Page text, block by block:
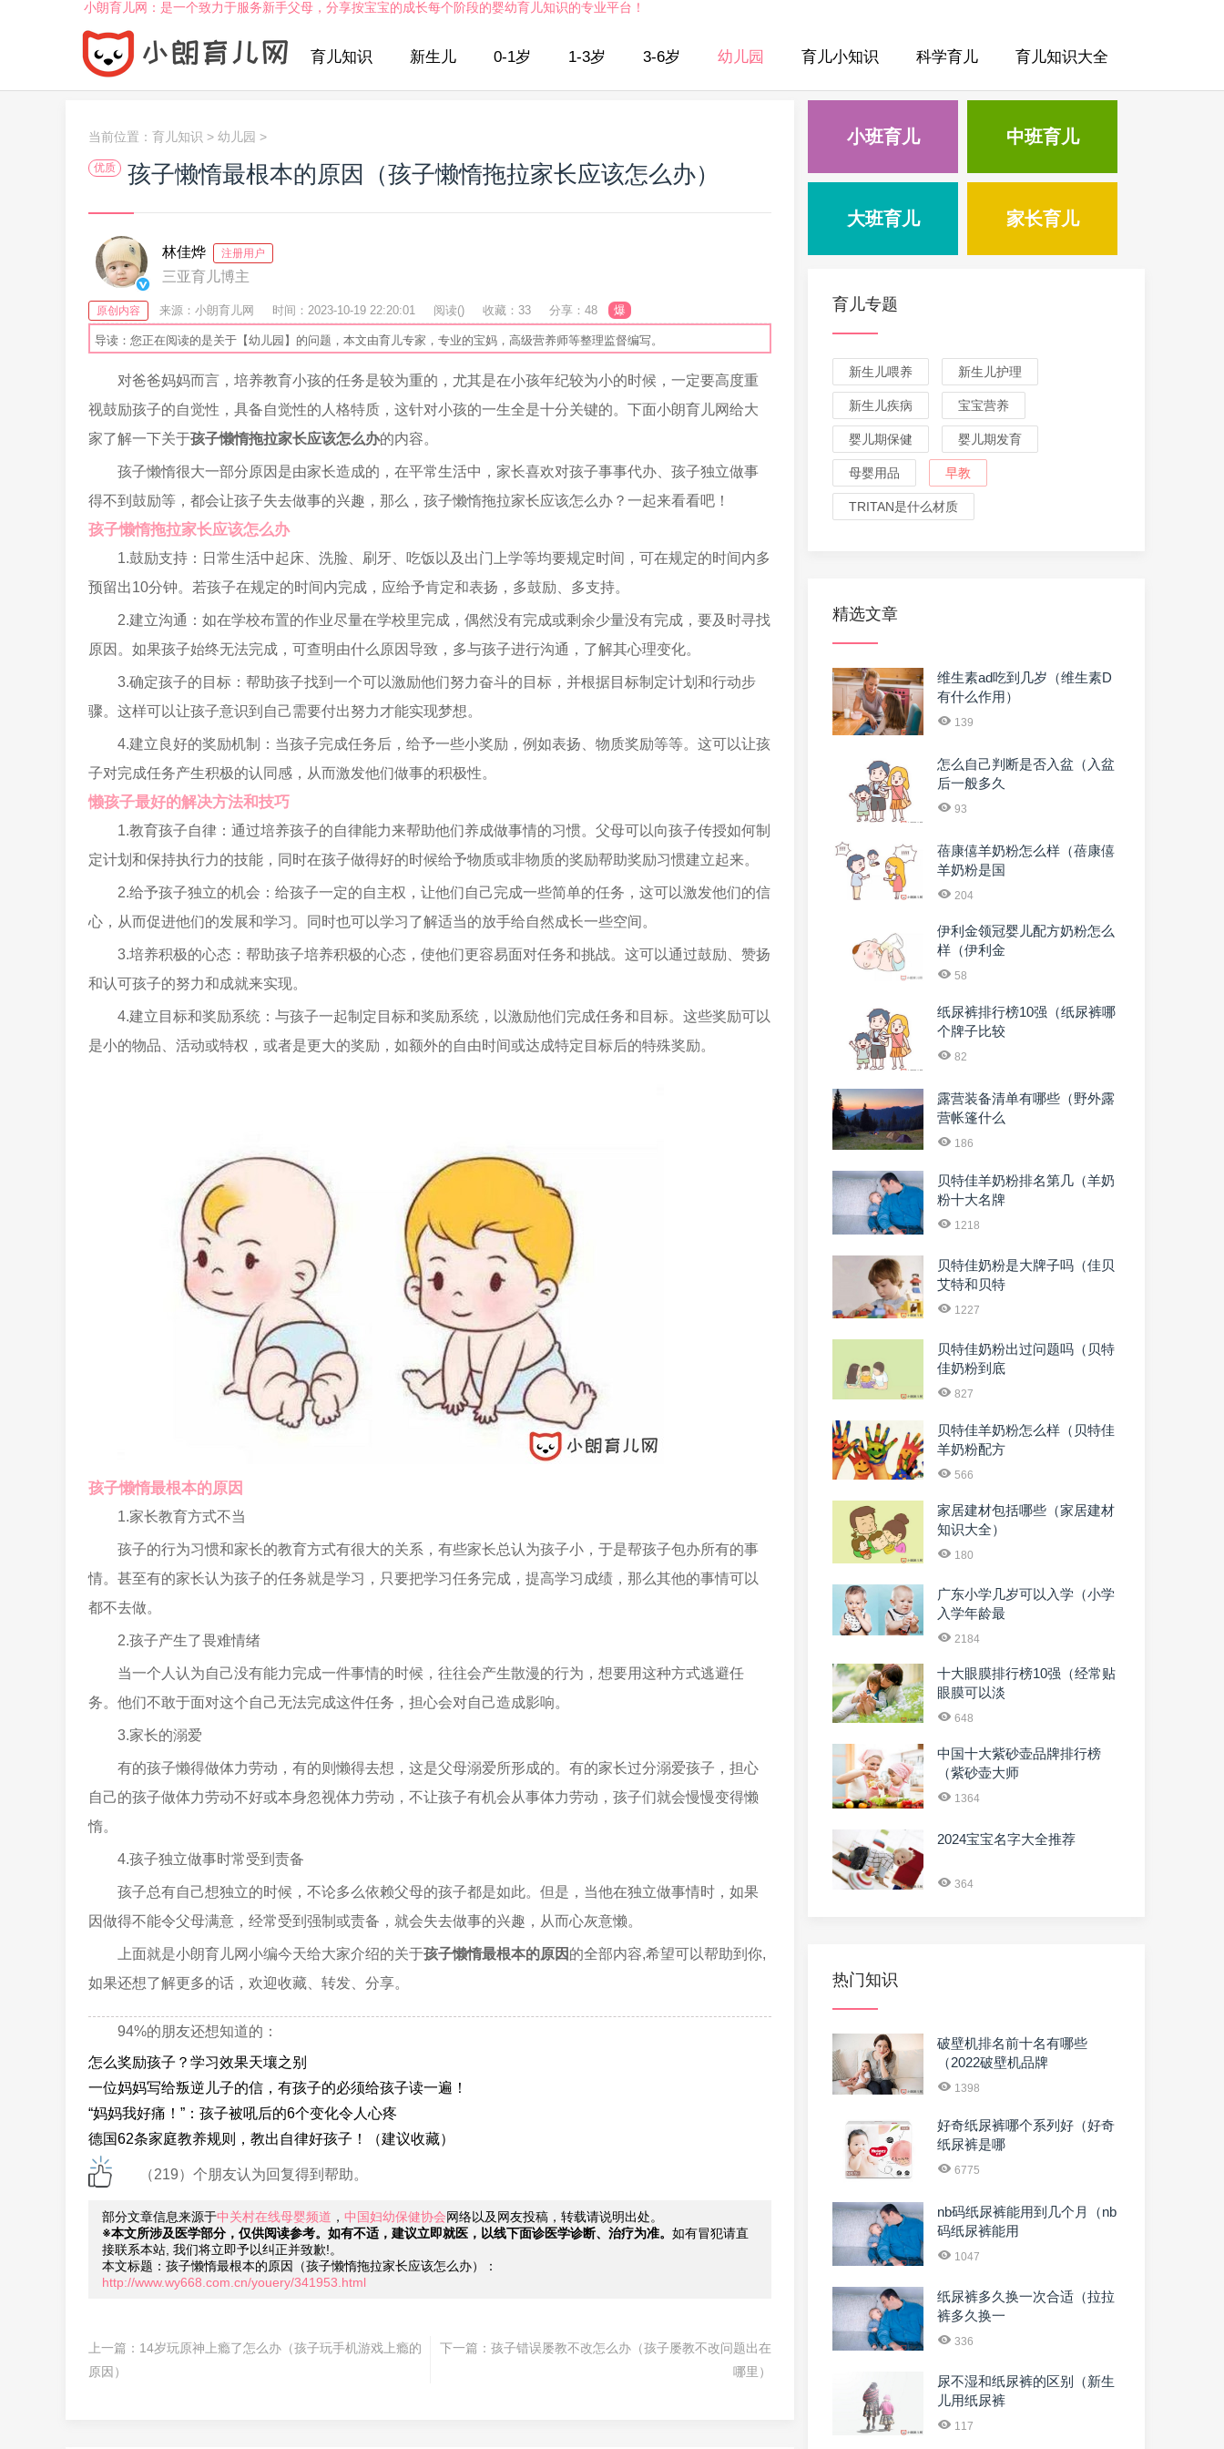
小朗育儿网：是一个致力于服务新手父母，分享按宝宝的成长每个阶段的婴幼育儿知识的专业平台！
育儿知识 新生儿 0-1岁 1-3岁 3-6岁 幼儿园 育儿小知识 科学育儿 育儿知识大全
当前位置： 育儿知识 > 幼儿园 >
优质 孩子懒惰最根本的原因（孩子懒惰拖拉家长应该怎么办）
林佳烨 注册用户
三亚育儿博主
原创内容 来源：小朗育儿网 时间：2023-10-19 22:20:01 阅读() 收藏：33 分享：48 爆
导读：您正在阅读的是关于【幼儿园】的问题，本文由育儿专家，专业的宝妈，高级营养师等整理监督编写。
对爸爸妈妈而言，培养教育小孩的任务是较为重的，尤其是在小孩年纪较为小的时候，一定要高度重
视鼓励孩子的自觉性，具备自觉性的人格特质，这针对小孩的一生全是十分关键的。下面小朗育儿网给大
家了解一下关于孩子懒惰拖拉家长应该怎么办的内容。
孩子懒惰很大一部分原因是由家长造成的，在平常生活中，家长喜欢对孩子事事代办、孩子独立做事
得不到鼓励等，都会让孩子失去做事的兴趣，那么，孩子懒惰拖拉家长应该怎么办？一起来看看吧！
孩子懒惰拖拉家长应该怎么办
1.鼓励支持：日常生活中起床、洗脸、刷牙、吃饭以及出门上学等均要规定时间，可在规定的时间内多
预留出10分钟。若孩子在规定的时间内完成，应给予肯定和表扬，多鼓励、多支持。
2.建立沟通：如在学校布置的作业尽量在学校里完成，偶然没有完成或剩余少量没有完成，要及时寻找
原因。如果孩子始终无法完成，可查明由什么原因导致，多与孩子进行沟通，了解其心理变化。
3.确定孩子的目标：帮助孩子找到一个可以激励他们努力奋斗的目标，并根据目标制定计划和行动步
骤。这样可以让孩子意识到自己需要付出努力才能实现梦想。
4.建立良好的奖励机制：当孩子完成任务后，给予一些小奖励，例如表扬、物质奖励等等。这可以让孩
子对完成任务产生积极的认同感，从而激发他们做事的积极性。
懒孩子最好的解决方法和技巧
1.教育孩子自律：通过培养孩子的自律能力来帮助他们养成做事情的习惯。父母可以向孩子传授如何制
定计划和保持执行力的技能，同时在孩子做得好的时候给予物质或非物质的奖励帮助奖励习惯建立起来。
2.给予孩子独立的机会：给孩子一定的自主权，让他们自己完成一些简单的任务，这可以激发他们的信
心，从而促进他们的发展和学习。同时也可以学习了解适当的放手给自然成长一些空间。
3.培养积极的心态：帮助孩子培养积极的心态，使他们更容易面对任务和挑战。这可以通过鼓励、赞扬
和认可孩子的努力和成就来实现。
4.建立目标和奖励系统：与孩子一起制定目标和奖励系统，以激励他们完成任务和目标。这些奖励可以
是小的物品、活动或特权，或者是更大的奖励，如额外的自由时间或达成特定目标后的特殊奖励。
孩子懒惰最根本的原因
1.家长教育方式不当
孩子的行为习惯和家长的教育方式有很大的关系，有些家长总认为孩子小，于是帮孩子包办所有的事
情。甚至有的家长认为孩子的任务就是学习，只要把学习任务完成，提高学习成绩，那么其他的事情可以
都不去做。
2.孩子产生了畏难情绪
当一个人认为自己没有能力完成一件事情的时候，往往会产生散漫的行为，想要用这种方式逃避任
务。他们不敢于面对这个自己无法完成这件任务，担心会对自己造成影响。
3.家长的溺爱
有的孩子懒得做体力劳动，有的则懒得去想，这是父母溺爱所形成的。有的家长过分溺爱孩子，担心
自己的孩子做体力劳动不好或本身忽视体力劳动，不让孩子有机会从事体力劳动，孩子们就会慢慢变得懒
惰。
4.孩子独立做事时常受到责备
孩子总有自己想独立的时候，不论多么依赖父母的孩子都是如此。但是，当他在独立做事情时，如果
因做得不能令父母满意，经常受到强制或责备，就会失去做事的兴趣，从而心灰意懒。
上面就是小朗育儿网小编今天给大家介绍的关于孩子懒惰最根本的原因 的全部内容,希望可以帮助到你,
如果还想了解更多的话，欢迎收藏、转发、分享。
94%的朋友还想知道的：
怎么奖励孩子？学习效果天壤之别
一位妈妈写给叛逆儿子的信，有孩子的必须给孩子读一遍！
“妈妈我好痛！”：孩子被吼后的6个变化令人心疼
德国62条家庭教养规则，教出自律好孩子！（建议收藏）
（219）个朋友认为回复得到帮助。
部分文章信息来源于中关村在线母婴频道 ， 中国妇幼保健协会网络以及网友投稿，转载请说明出处。
※本文所涉及医学部分，仅供阅读参考。如有不适，建议立即就医，以线下面诊医学诊断、治疗为准。 如有冒犯请直
接联系本站, 我们将立即予以纠正并致歉!。
本文标题：孩子懒惰最根本的原因（孩子懒惰拖拉家长应该怎么办）：
http://www.wy668.com.cn/youery/341953.html
上一篇： 14岁玩原神上瘾了怎么办（孩子玩手机游戏上瘾的
原因）
下一篇： 孩子错误屡教不改怎么办（孩子屡教不改问题出在
哪里）
小班育儿 中班育儿
大班育儿 家长育儿
育儿专题
新生儿喂养 新生儿护理
新生儿疾病 宝宝营养
婴儿期保健 婴儿期发育
母婴用品 早教
TRITAN是什么材质
精选文章
维生素ad吃到几岁（维生素D
有什么作用）
139
怎么自己判断是否入盆（入盆
后一般多久
93
蓓康僖羊奶粉怎么样（蓓康僖
羊奶粉是国
204
伊利金领冠婴儿配方奶粉怎么
样（伊利金
58
纸尿裤排行榜10强（纸尿裤哪
个牌子比较
82
露营装备清单有哪些（野外露
营帐篷什么
186
贝特佳羊奶粉排名第几（羊奶
粉十大名牌
1218
贝特佳奶粉是大牌子吗（佳贝
艾特和贝特
1227
贝特佳奶粉出过问题吗（贝特
佳奶粉到底
827
贝特佳羊奶粉怎么样（贝特佳
羊奶粉配方
566
家居建材包括哪些（家居建材
知识大全）
180
广东小学几岁可以入学（小学
入学年龄最
2184
十大眼膜排行榜10强（经常贴
眼膜可以淡
648
中国十大紫砂壶品牌排行榜
（紫砂壶大师
1364
2024宝宝名字大全推荐
364
热门知识
破壁机排名前十名有哪些
（2022破壁机品牌
1398
好奇纸尿裤哪个系列好（好奇
纸尿裤是哪
6775
nb码纸尿裤能用到几个月（nb
码纸尿裤能用
1047
纸尿裤多久换一次合适（拉拉
裤多久换一
336
尿不湿和纸尿裤的区别（新生
儿用纸尿裤
117